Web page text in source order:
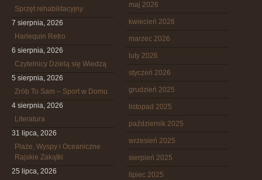
Sprzęt rehabilitacyjny
7 sierpnia, 2026
Harlequin Retro
6 sierpnia, 2026
Czytelnicy Dzielą się Wiedzą
5 sierpnia, 2026
Zrób To Sam – Sport w Domu
4 sierpnia, 2026
Literatura
31 lipca, 2026
Plaże, Wyspy i Oceaniczne
Rajskie Zakątki
25 lipca, 2026
maj 2026
kwiecień 2026
marzec 2026
luty 2026
styczeń 2026
grudzień 2025
listopad 2025
październik 2025
wrzesień 2025
sierpień 2025
lipiec 2025